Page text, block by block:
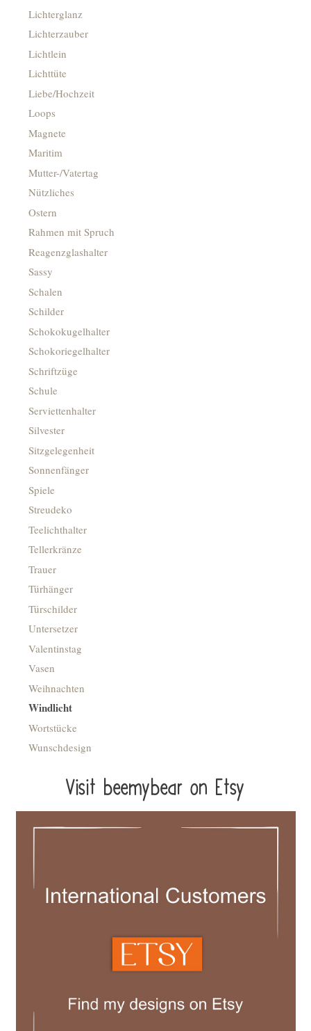
Lichterglanz
Lichterzauber
Lichtlein
Lichttüte
Liebe/Hochzeit
Loops
Magnete
Maritim
Mutter-/Vatertag
Nützliches
Ostern
Rahmen mit Spruch
Reagenzglashalter
Sassy
Schalen
Schilder
Schokokugelhalter
Schokoriegelhalter
Schriftzüge
Schule
Serviettenhalter
Silvester
Sitzgelegenheit
Sonnenfänger
Spiele
Streudeko
Teelichthalter
Tellerkränze
Trauer
Türhänger
Türschilder
Untersetzer
Valentinstag
Vasen
Weihnachten
Windlicht
Wortstücke
Wunschdesign
Visit beemybear on Etsy